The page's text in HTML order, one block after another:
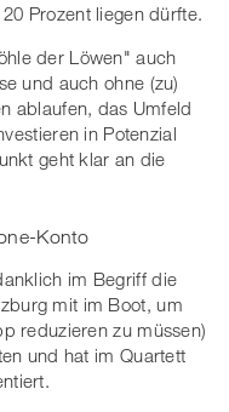
Prozent liegen dürfte.
der Löwen" auch
und auch ohne (zu)
ablaufen, das Umfeld
in Potenzial
geht klar an die
Konto
im Begriff die
mit im Boot, um
reduzieren zu müssen)
und hat im Quartett